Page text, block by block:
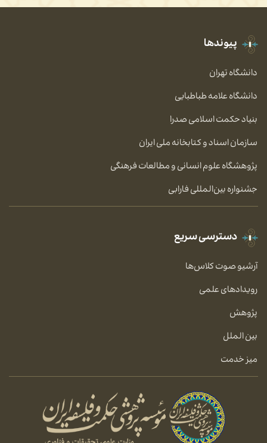
پیوندها
دانشگاه تهران
دانشگاه علامه طباطبایی
بنیاد حکمت اسلامی صدرا
سازمان اسناد و کتابخانه ملی ایران
پژوهشگاه علوم انسانی و مطالعات فرهنگی
جشنواره بین‌المللی فارابی
دسترسی سریع
آرشیو صوت کلاس‌ها
رویدادهای علمی
پژوهش
بین الملل
میز خدمت